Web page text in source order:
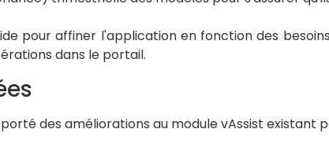
pour affiner l'application en fonction des
dans le portail.
des améliorations au module vAssist